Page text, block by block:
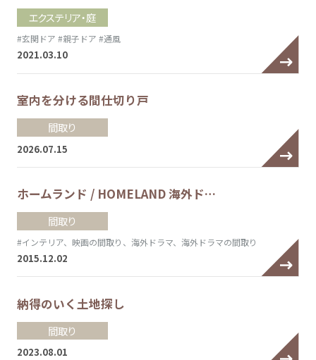
エクステリア・庭
#玄関ドア #親子ドア #通風
2021.03.10
室内を分ける間仕切り戸
間取り
2026.07.15
ホームランド / HOMELAND 海外ド…
間取り
#インテリア、映画の間取り、海外ドラマ、海外ドラマの間取り
2015.12.02
納得のいく土地探し
間取り
2023.08.01